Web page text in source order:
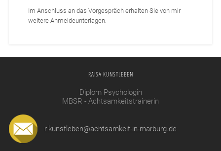
Im Anschluss an das Vorgespräch erhalten Sie von mir
weitere Anmeldeunterlagen.
RAISA KUNSTLEBEN
Diplom Psychologin
MBSR - Achtsamkeitstrainerin
r.kunstleben@achtsamkeit-in-marburg.de